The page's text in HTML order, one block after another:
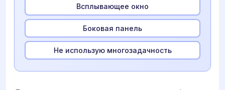
Всплывающее окно
Боковая панель
Не использую многозадачность